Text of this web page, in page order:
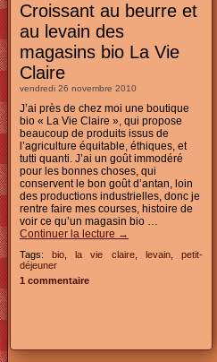
Croissant au beurre et
au levain des
magasins bio La Vie
Claire
vendredi 26 novembre 2010
J’ai près de chez moi une boutique
bio « La Vie Claire », qui propose
beaucoup de produits issus de
l’agriculture équitable, éthiques, et
tutti quanti. J’ai un goût immodéré
pour les bonnes choses, qui
conservent le bon goût d’antan, loin
des productions industrielles, donc je
rentre faire mes courses, histoire de
voir ce qu’un magasin bio …
Continuer la lecture →
Tags:bio ,la vie claire, levain, petit-
déjeuner
1 commentaire